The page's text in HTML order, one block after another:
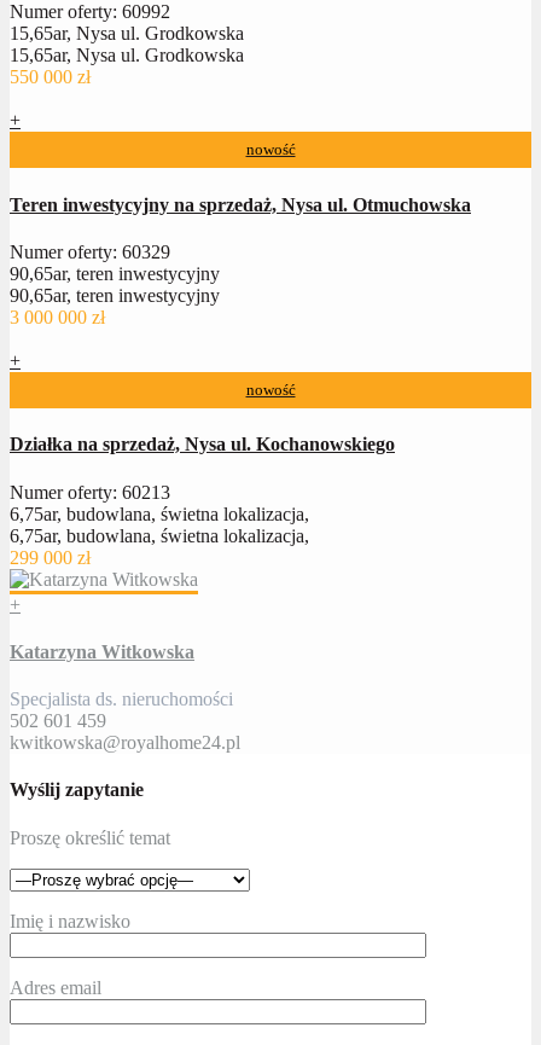
Numer oferty: 60992
15,65ar, Nysa ul. Grodkowska
15,65ar, Nysa ul. Grodkowska
550 000 zł
+
nowość
Teren inwestycyjny na sprzedaż, Nysa ul. Otmuchowska
Numer oferty: 60329
90,65ar, teren inwestycyjny
90,65ar, teren inwestycyjny
3 000 000 zł
+
nowość
Działka na sprzedaż, Nysa ul. Kochanowskiego
Numer oferty: 60213
6,75ar, budowlana, świetna lokalizacja,
6,75ar, budowlana, świetna lokalizacja,
299 000 zł
+
Katarzyna Witkowska
Specjalista ds. nieruchomości
502 601 459
kwitkowska@royalhome24.pl
Wyślij zapytanie
Proszę określić temat
Imię i nazwisko
Adres email